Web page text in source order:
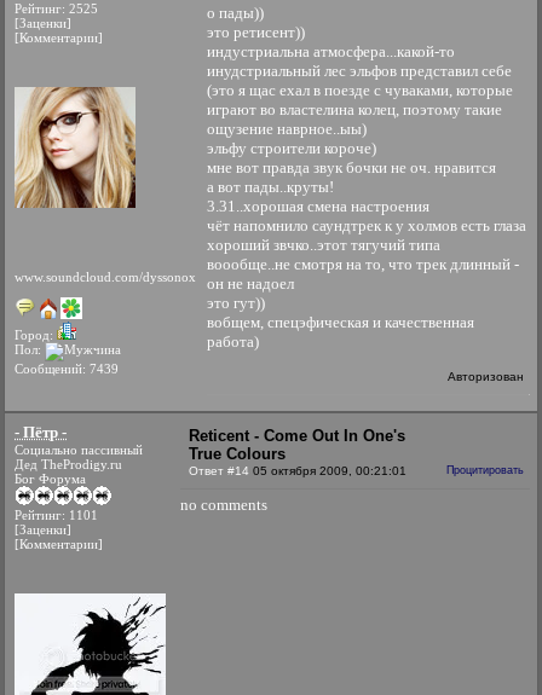
Рейтинг: 2525
[Заценки]
[Комментарии]
www.soundcloud.com/dyssonox
Город:
Пол:
Сообщений: 7439
о пады))
это ретисент))
индустриальна атмосфера...какой-то
инудстриальный лес эльфов представил себе
(это я щас ехал в поезде с чуваками, которые
играют во властелина колец, поэтому такие
ощузение наврное..ыы)
эльфу строители короче)
мне вот правда звук бочки не оч. нравится
а вот пады..круты!
3.31..хорошая смена настроения
чёт напомнило саундтрек к у холмов есть глаза
хороший звчко..этот тягучий типа
воообще..не смотря на то, что трек длинный -
он не надоел
это гут))
вобщем, спецэфическая и качественная
работа)
Авторизован
- Пётр -
Социально пассивный
Дед TheProdigy.ru
Бог Форума
Рейтинг: 1101
[Заценки]
[Комментарии]
Reticent - Come Out In One's
True Colours
Ответ #14 05 октября 2009, 00:21:01 Процитировать
no comments